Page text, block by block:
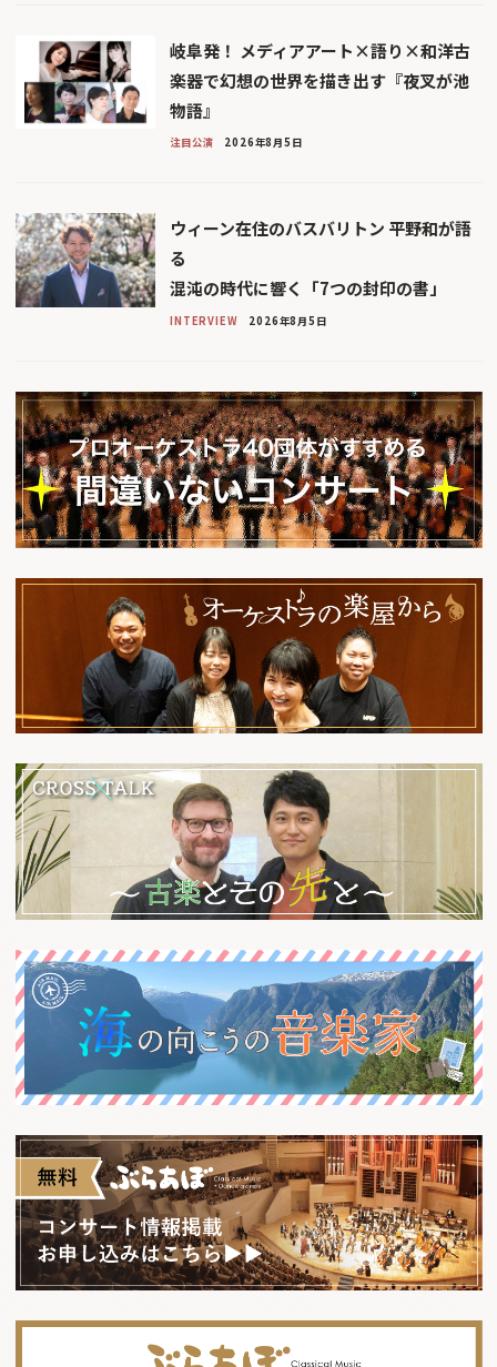
岐阜発！ メディアアート×語り×和洋古
楽器で幻想の世界を描き出す『夜叉が池
物語』
注目公演 2026年8月5日
ウィーン在住のバスバリトン 平野和が語
る
混沌の時代に響く「7つの封印の書」
INTERVIEW 2026年8月5日